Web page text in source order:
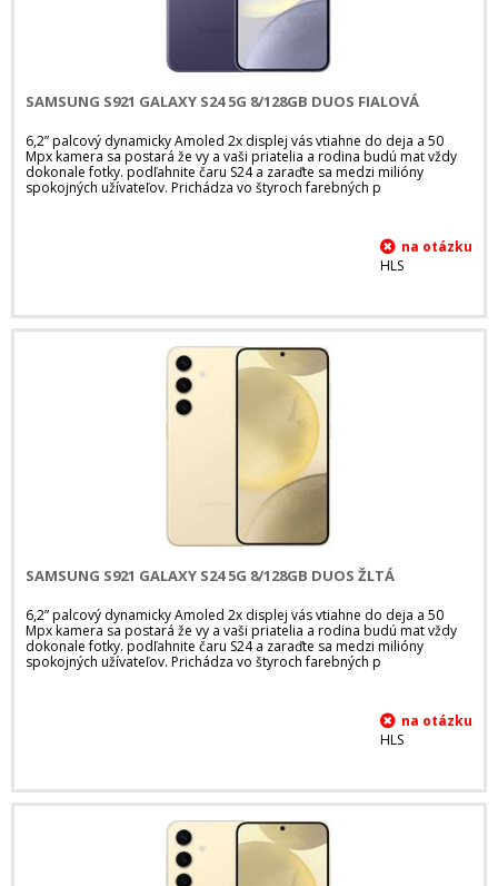
SAMSUNG S921 GALAXY S24 5G 8/128GB DUOS FIALOVÁ
6,2” palcový dynamicky Amoled 2x displej vás vtiahne do deja a 50
Mpx kamera sa postará že vy a vaši priatelia a rodina budú mat vždy
dokonale fotky. podľahnite čaru S24 a zaraďte sa medzi milióny
spokojných užívateľov. Prichádza vo štyroch farebných p
HLS
SAMSUNG S921 GALAXY S24 5G 8/128GB DUOS ŽLTÁ
6,2” palcový dynamicky Amoled 2x displej vás vtiahne do deja a 50
Mpx kamera sa postará že vy a vaši priatelia a rodina budú mat vždy
dokonale fotky. podľahnite čaru S24 a zaraďte sa medzi milióny
spokojných užívateľov. Prichádza vo štyroch farebných p
HLS